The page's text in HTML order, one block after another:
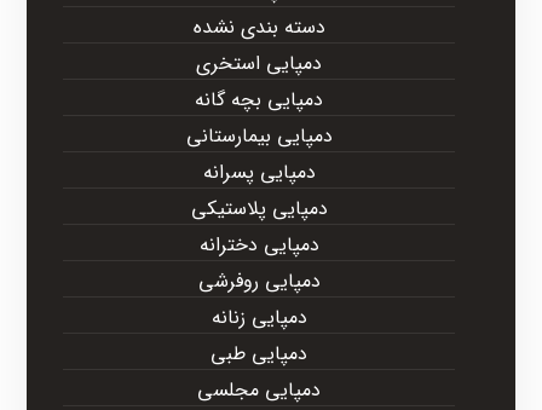
دسته بندی نشده
دمپایی استخری
دمپایی بچه گانه
دمپایی بیمارستانی
دمپایی پسرانه
دمپایی پلاستیکی
دمپایی دخترانه
دمپایی روفرشی
دمپایی زنانه
دمپایی طبی
دمپایی مجلسی